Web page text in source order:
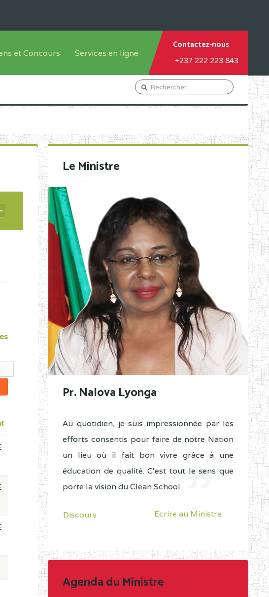
Sous système francophone
et Concours
candidats
disponibles
Services en ligne
Orientation Conseil
Gestion du Personnel
Demande de subvention
Contactez-nous
+237 222 223 843
Le Ministre
Pr. Nalova Lyonga
Au quotidien, je suis impressionnée par les
efforts consentis pour faire de notre Nation
un lieu où il fait bon vivre grâce à une
éducation de qualité. C'est tout le sens que
porte la vision du Clean School.
Discours Ecrire au Ministre
Agenda du Ministre